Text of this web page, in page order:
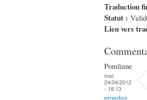
Traduction
Statut :
Lien vers
Pomliane
mar,
24/04/2012
- 18:13
permalien